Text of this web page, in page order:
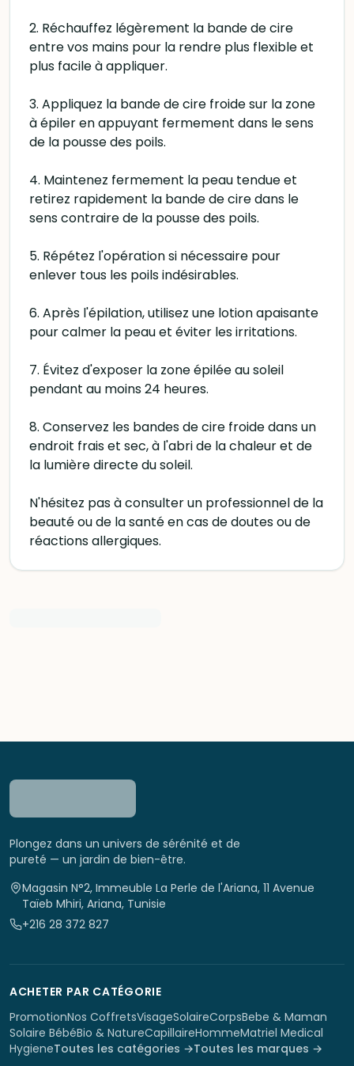
2. Réchauffez légèrement la bande de cire
entre vos mains pour la rendre plus flexible et
plus facile à appliquer.
3. Appliquez la bande de cire froide sur la zone
à épiler en appuyant fermement dans le sens
de la pousse des poils.
4. Maintenez fermement la peau tendue et
retirez rapidement la bande de cire dans le
sens contraire de la pousse des poils.
5. Répétez l'opération si nécessaire pour
enlever tous les poils indésirables.
6. Après l'épilation, utilisez une lotion apaisante
pour calmer la peau et éviter les irritations.
7. Évitez d'exposer la zone épilée au soleil
pendant au moins 24 heures.
8. Conservez les bandes de cire froide dans un
endroit frais et sec, à l'abri de la chaleur et de
la lumière directe du soleil.
N'hésitez pas à consulter un professionnel de la
beauté ou de la santé en cas de doutes ou de
réactions allergiques.
Plongez dans un univers de sérénité et de
pureté — un jardin de bien-être.
Magasin N°2, Immeuble La Perle de l'Ariana, 11 Avenue
Taïeb Mhiri, Ariana, Tunisie
+216 28 372 827
ACHETER PAR CATÉGORIE
PromotionNos CoffretsVisageSolaireCorpsBebe & Maman
Solaire BébéBio & NatureCapillaireHommeMatriel Medical
HygieneToutes les catégories →Toutes les marques →